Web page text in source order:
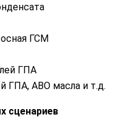
ГСМ
ГПА
ГПА, АВО масла и т.д.
сценариев